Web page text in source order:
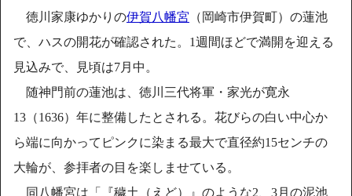
徳川家康ゆかりの伊賀八幡宮 （岡崎市伊賀町）の蓮池
で、ハスの開花が確認された。1週間ほどで満開を迎える
見込みで、見頃は7月中。
随神門前の蓮池は、徳川三代将軍・家光が寛永
13（1636）年に整備したとされる。花びらの白い中心か
ら端に向かってピンクに染まる最大で直径約15センチの
大輪が、参拝者の目を楽しませている。
同八幡宮は「『穢土（えど）』のような2、3月の泥池